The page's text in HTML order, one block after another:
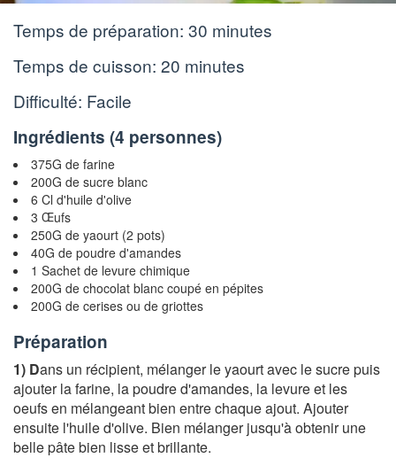
Temps de préparation: 30 minutes
Temps de cuisson: 20 minutes
Difficulté: Facile
Ingrédients (4 personnes)
375G de farine
200G de sucre blanc
6 Cl d'huile d'olive
3 Œufs
250G de yaourt (2 pots)
40G de poudre d'amandes
1 Sachet de levure chimique
200G de chocolat blanc coupé en pépites
200G de cerises ou de griottes
Préparation
1) Dans un récipient, mélanger le yaourt avec le sucre puis
ajouter la farine, la poudre d'amandes, la levure et les
oeufs en mélangeant bien entre chaque ajout. Ajouter
ensuite l'huile d'olive. Bien mélanger jusqu'à obtenir une
belle pâte bien lisse et brillante.